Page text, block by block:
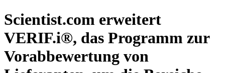
Scientist.com erweitert
VERIF.i®, das Programm zur
Vorabbewertung von